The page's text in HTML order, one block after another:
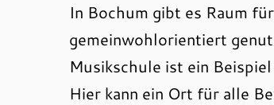
In Bochum gibt es Raum
gemeinwohlorientiert
Musikschule ist ein
Hier kann ein Ort für alle